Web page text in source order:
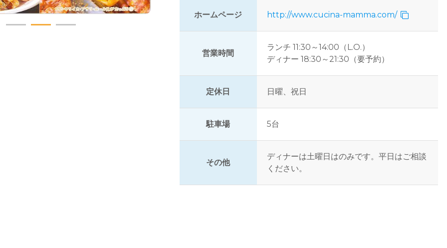
ホームページ http://www.cucina-mamma.com/
営業時間
ランチ 11:30～14:00（L.O.）
ディナー 18:30～21:30（要予約）
定休日 日曜、祝日
駐車場 5台
その他
ディナーは土曜日はのみです。平日はご相談
ください。